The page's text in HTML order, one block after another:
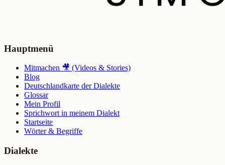
Hauptmenü
Mitmachen 🎥 (Videos & Stories)
Blog
Deutschlandkarte der Dialekte
Glossar
Mein Profil
Sprichwort in meinem Dialekt
Startseite
Wörter & Begriffe
Dialekte